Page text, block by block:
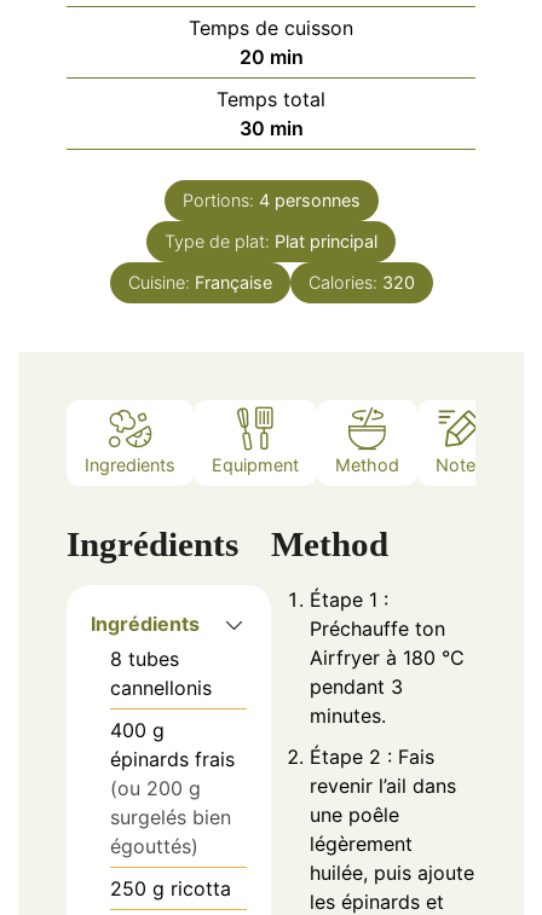
Temps de cuisson
20minutes
min
Temps total
30minutes
min
Portions: 4 personnes
Type de plat: Plat principal
Cuisine: Française Calories: 320
Ingredients Equipment Method Notes
Ingrédients
Ingrédients
8 tubes
cannellonis
400 g
épinards frais
(ou 200 g
surgelés bien
égouttés)
250 g ricotta
Method
Étape 1 :
Préchauffe ton
Airfryer à 180 °C
pendant 3
minutes.
Étape 2 : Fais
revenir l’ail dans
une poêle
légèrement
huilée, puis ajoute
les épinards et